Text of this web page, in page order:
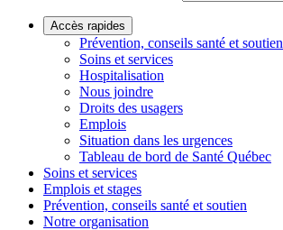
Accès rapides
Prévention, conseils santé et soutien
Soins et services
Hospitalisation
Nous joindre
Droits des usagers
Emplois
Situation dans les urgences
Tableau de bord de Santé Québec
Soins et services
Emplois et stages
Prévention, conseils santé et soutien
Notre organisation